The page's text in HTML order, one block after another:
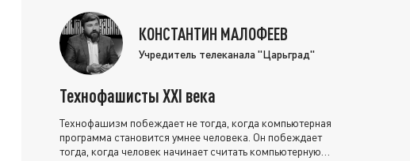
КОНСТАНТИН МАЛОФЕЕВ
Учредитель телеканала "Царьград"
Технофашисты XXI века
Технофашизм побеждает не тогда, когда компьютерная
программа становится умнее человека. Он побеждает
тогда, когда человек начинает считать компьютерную